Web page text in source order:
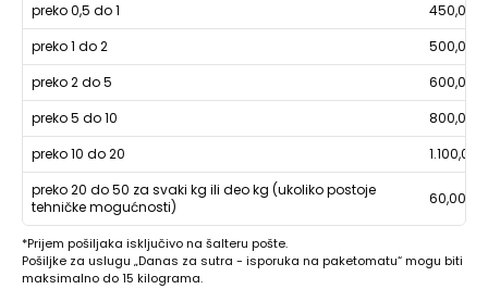
preko 0,5 do 1
450,00
preko 1 do 2
500,00
preko 2 do 5
600,00
preko 5 do 10
800,00
preko 10 do 20
1.100,00
preko 20 do 50 za svaki kg ili deo kg (ukoliko postoje
tehničke mogućnosti)
60,00
*Prijem pošiljaka isključivo na šalteru pošte.
Pošiljke za uslugu „Danas za sutra - isporuka na paketomatu“ mogu biti
maksimalno do 15 kilograma.